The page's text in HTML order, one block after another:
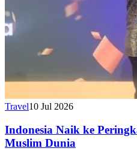
Travel10 Jul 2026
Indonesia Naik ke
Muslim Dunia